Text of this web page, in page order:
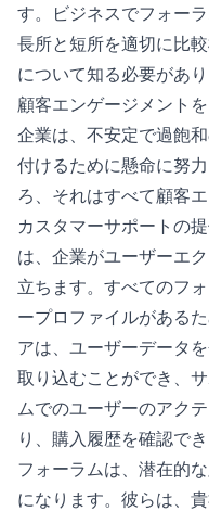
す。ビジネスでフォー
長所と短所を適切に比
について知る必要があり
顧客エンゲージメント
企業は、不安定で過飽
付けるために懸命に努
ろ、それはすべて顧客
カスタマーサポートの
は、企業がユーザーエ
立ちます。すべてのフ
ープロファイルがある
アは、ユーザーデータ
取り込むことができ、
ムでのユーザーのアク
り、購入履歴を確認でき
フォーラムは、潜在的
になります。彼らは、